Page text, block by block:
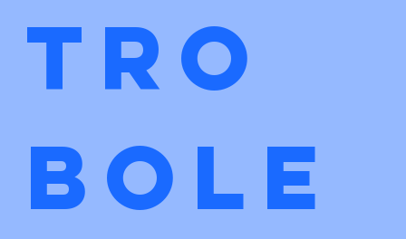
tro
bole